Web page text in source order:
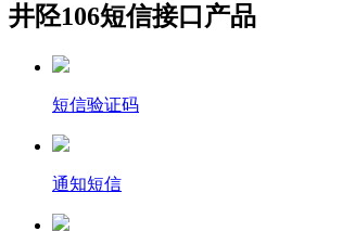
井陉106短信接口产品
短信验证码
通知短信